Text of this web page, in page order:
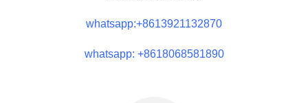
whatsapp:+8613921132870
whatsapp: +8618068581890